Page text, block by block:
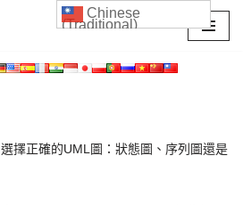
選擇正確的UML圖：狀態圖、序列圖還是
Chinese
(Traditional)